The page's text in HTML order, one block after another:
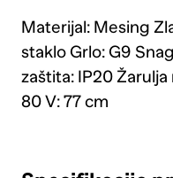
Materijal: Mesing
staklo Grlo: G9
zaštita: IP20
80 V: 77 cm